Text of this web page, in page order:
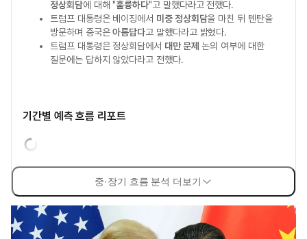
정상회담에 대해 "훌륭하다"고 말했다라고 전했다.
트럼프 대통령은 베이징에서 미중 정상회담을 마친 뒤 톈탄을
방문하며 중국은아름답다고 말했다라고 밝혔다.
트럼프 대통령은 정상회담에서 대만 문제 논의 여부에 대한
질문에는 답하지 않았다라고 전했다.
기간별 예측 흐름 리포트
중·장기 흐름 분석 더보기